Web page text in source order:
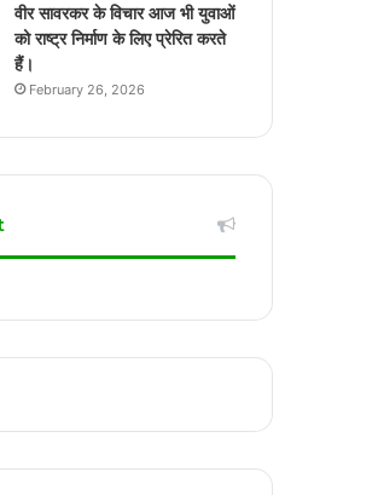
वीर सावरकर के विचार आज भी युवाओं
को राष्ट्र निर्माण के लिए प्रेरित करते
हैं।
February 26, 2026